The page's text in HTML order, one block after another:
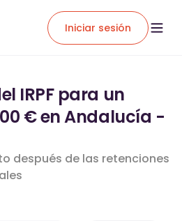
Iniciar sesión
IRPF para un
€ en Andalucía -
después de las retenciones